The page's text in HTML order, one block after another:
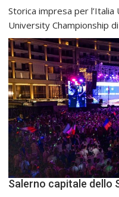
Storica impresa per l’Italia
University Championship
Salerno capitale dello